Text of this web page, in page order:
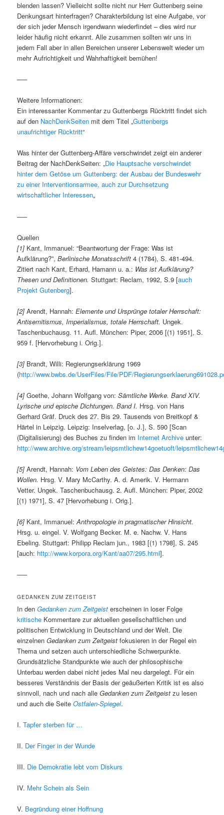
blenden lassen? Vielleicht sollte nicht nur Herr Guttenberg seine
Denkungsart hinterfragen? Charakterbildung ist eine Aufgabe, vor
der sich jeder Mensch irgendwann wiederfindet – dies wird nur
leider häufig nicht erkannt. Alle zusammen sollten wir uns in
jedem Fall aber in allen Bereichen unserer Lebenswelt wieder um
mehr Aufrichtigkeit und Wahrhaftigkeit bemühen!
—–
Weitere Informationen:
Ein interessanter Kommentar zu Guttenbergs Rücktritt findet sich
auf den NachDenkSeiten mit dem Titel „Guttenbergs
unaufrichtiger Rücktritt“
Was hinter der Guttenberg-Affäre verschwindet zeigt ein anderer
Beitrag der NachDenkSeiten: „Die Hauptsache verschwindet
hinter dem Getöse um Guttenberg: der Ausbau der Bundeswehr
zu einer Interventionsarmee, auch zur Durchsetzung
wirtschaftlicher Interessen„
—–
Quellen
[1] Kant, Immanuel: “Beantwortung der Frage: Was ist
Aufklärung?”,Berlinische Monatsschrift 4 (1784), S. 481-494.
Zitiert nach Kant, Erhard, Hamann u. a.: Was ist Aufklärung?
Thesen und Definitionen. Stuttgart: Reclam, 1992, S.9 [auch
Projekt Gutenberg].
[2] Arendt, Hannah:Elemente und Ursprünge totaler Herrschaft:
Antisemitismus, Imperialismus, totale Herrschaft. Ungek.
Taschenbuchausg. 11. Aufl. München: Piper, 2006 [(1) 1951], S.
959 f. [Hervorhebung i. Orig.].
[3] Brandt, Willi: Regierungserklärung 1969
(http://www.bwbs.de/UserFiles/File/PDF/
[4] Goethe, Johann Wolfgang von:Sämtliche Werke. Band XIV.
Lyrische und epische Dichtungen. Band I. Hrsg. von Hans
Gerhard Gräf. Druck des 27. Bis 29. Tausends von Breitkopf &
Härtel in Leipzig. Leipzig: Inselverlag, [o. J.], S. 590 [Scan
(Digitalisierung) des Buches zu finden im Internet Archive unter:
http://www.archive.org/stream/leipsmtlichew14goetuoft/
[5] Arendt, Hannah: Vom Leben des Geistes: Das Denken: Das
Wollen. Hrsg. V. Mary McCarthy. A. d. Amerik. V. Hermann
Vetter. Ungek. Taschenbuchausg. 2. Aufl. München: Piper, 2002
[(1) 1971], S. 47 [Hervorhebung i. Orig.].
[6] Kant, Immanuel:Anthropologie in pragmatischer Hinsicht.
Hrsg. u. eingel. V. Wolfgang Becker. M. e. Nachw. V. Hans
Ebeling. Stuttgart: Philipp Reclam jun., 1983 [(1) 1798], S. 245
[auch: http://www.korpora.org/Kant/aa07/295.html].
—–
GEDANKEN ZUM ZEITGEIST
In denGedanken zum Zeitgeist erscheinen in loser Folge
kritische Kommentare zur aktuellen gesellschaftlichen und
politischen Entwicklung in Deutschland und der Welt. Die
einzelnenGedanken zum Zeitgeist fokusieren in der Regel ein
Thema und setzen auch unterschiedliche Schwerpunkte.
Grundsätzliche Standpunkte wie auch der philosophische
Unterbau werden dabei nicht jedes Mal neu dargelegt. Für ein
besseres Verständnis der Basis der geäußerten Kritik ist es also
sinnvoll, nach und nach alleGedanken zum Zeitgeist zu lesen
und auch die SeiteOstfalen-Spiegel.
I.Tapfer sterben für …
II. Der Finger in der Wunde
III. Die Demokratie lebt vom Diskurs
IV. Mehr Schein als Sein
V. Begründung einer Hoffnung